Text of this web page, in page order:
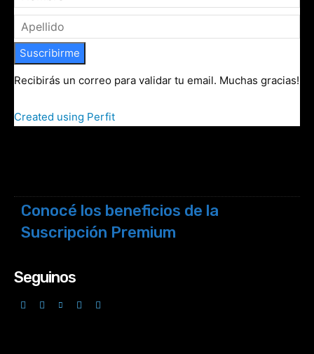
Suscribirme
Recibirás un correo para validar tu email. Muchas gracias!
Created using Perfit
Conocé los beneficios de la
Suscripción Premium
Seguinos